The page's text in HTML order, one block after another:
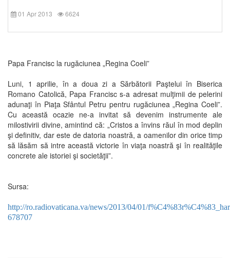
01 Apr 2013 6624
Papa Francisc la rugăciunea „Regina Coeli”
Luni, 1 aprilie, în a doua zi a Sărbătorii Paştelui în Biserica
Romano Catolică, Papa Francisc s-a adresat mulţimii de pelerini
adunaţi în Piaţa Sfântul Petru pentru rugăciunea „Regina Coeli”.
Cu această ocazie ne-a invitat să devenim instrumente ale
milostivirii divine, amintind că: „Cristos a învins răul în mod deplin
şi definitiv, dar este de datoria noastră, a oamenilor din orice timp
să lăsăm să intre această victorie în viaţa noastră şi în realităţile
concrete ale istoriei şi societăţii”.
Sursa:
http://ro.radiovaticana.va/news/2013/04/01/
678707